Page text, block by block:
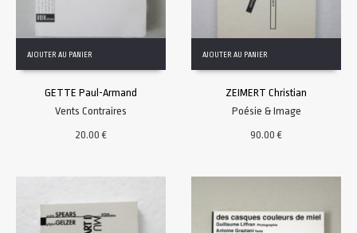
AJOUTER AU PANIER
GETTE Paul-Armand
Vents Contraires
20.00€
AJOUTER AU PANIER
ZEIMERT Christian
Poésie & Image
90.00€